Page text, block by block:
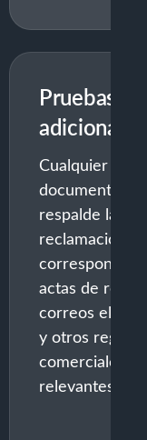
Pruebas
adicionales
Cualquier
documento
respalde la
reclamación:
actas de
correos
y otros
comerciales
relevantes.